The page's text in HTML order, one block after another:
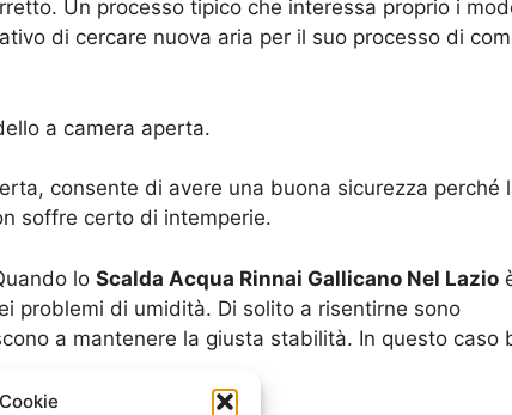
Un processo tipico che interessa proprio i
di cercare nuova aria per il suo processo di
a camera aperta.
consente di avere una buona sicurezza perché
soffre certo di intemperie.
lo Scalda Acqua Rinnai Gallicano Nel Lazio
problemi di umidità. Di solito a risentirne sono
a mantenere la giusta stabilità. In questo caso